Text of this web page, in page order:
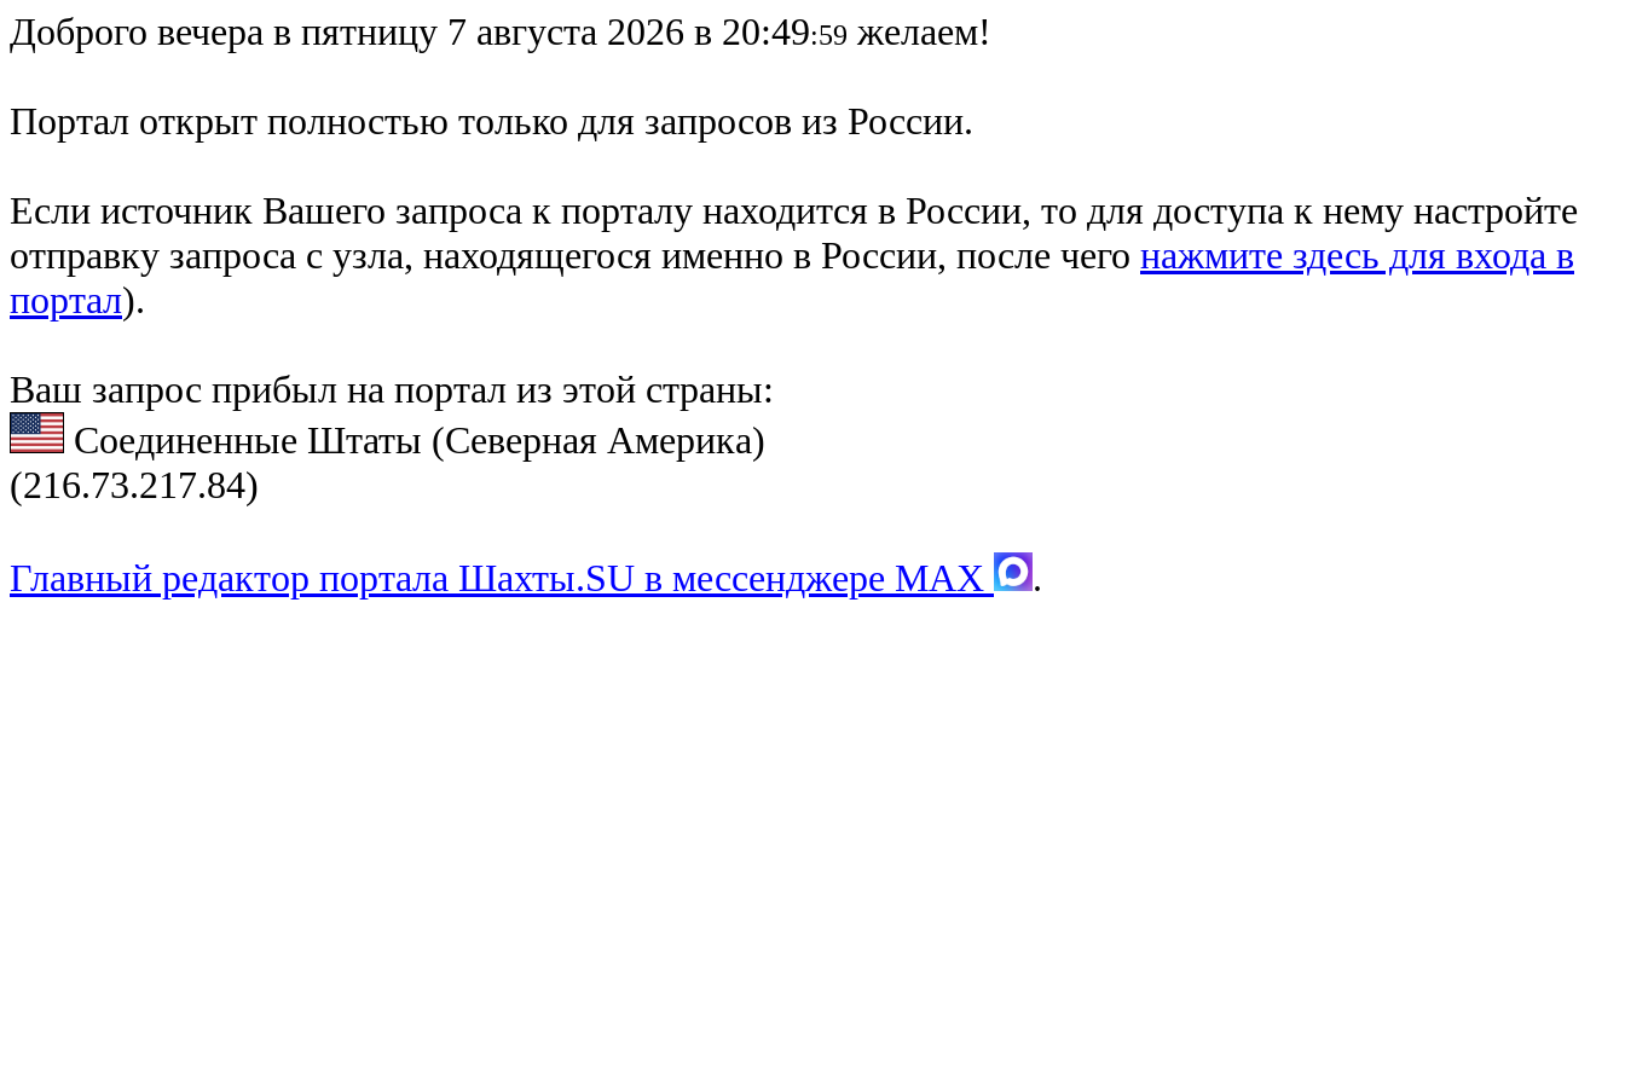
Доброго вечера в пятницу 7 августа 2026 в 20:49:59 желаем!
Портал открыт полностью только для запросов из России.
Если источник Вашего запроса к порталу находится в России, то для доступа к нему настройте
отправку запроса с узла, находящегося именно в России, после чего нажмите здесь для входа в
портал).
Ваш запрос прибыл на портал из этой страны:
Соединенные Штаты (Северная Америка)
(216.73.217.84)
Главный редактор портала Шахты.SU в мессенджере MAX .